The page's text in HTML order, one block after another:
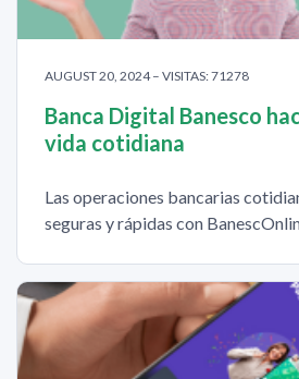
AUGUST 20, 2024 – VISITAS: 71278
Banca Digital Banesco
vida cotidiana
Las operaciones bancarias
seguras y rápidas con